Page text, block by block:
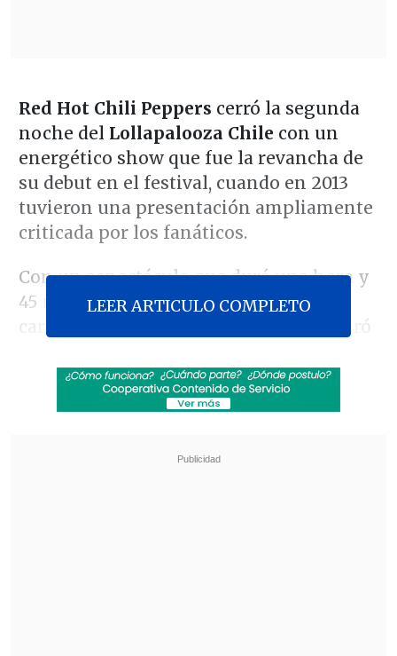
Red Hot Chili Peppers cerró la segunda
noche del Lollapalooza Chile con un
energético show que fue la revancha de
su debut en el festival, cuando en 2013
tuvieron una presentación ampliamente
criticada por los fanáticos.
Con un espectáculo que duró una hora y
45 minutos, la banda presentó un set
cargado de éxitos, distinto al que mostró
reivindicó su anterior paso por la cita.
Sinaka tras su gira por Europa: "A veces los
LEER ARTICULO COMPLETO